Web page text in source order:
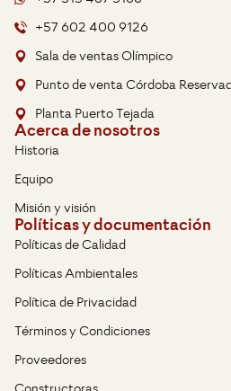
+57 602 400 9126
Sala de ventas Olímpico
Punto de venta Córdoba
Planta Puerto Tejada
Acerca de nosotros
Historia
Equipo
Misión y visión
Políticas y documentación
Políticas de Calidad
Políticas Ambientales
Política de Privacidad
Términos y Condiciones
Proveedores